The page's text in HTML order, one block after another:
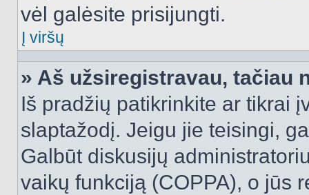
vėl galėsite prisijungti.
Į viršų
» Aš užsiregistravau, tačiau
Iš pradžių patikrinkite ar tikrai
slaptažodį. Jeigu jie teisingi,
Galbūt diskusijų
vaikų funkciją (COPPA), o jūs